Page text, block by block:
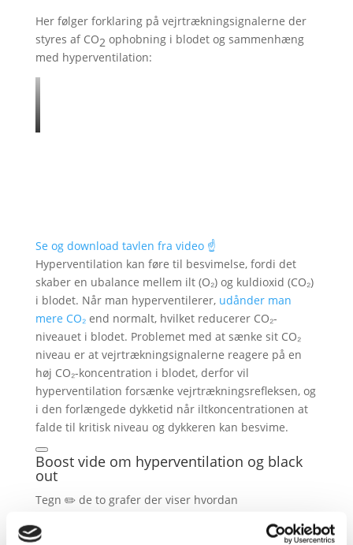
Her følger forklaring på vejrtrækningsignalerne der
styres af CO2 ophobning i blodet og sammenhæng
med hyperventilation:
Se og download tavlen fra video ☝️
Hyperventilation kan føre til besvimelse, fordi det
skaber en ubalance mellem ilt (O₂) og kuldioxid (CO₂)
i blodet. Når man hyperventilerer, udånder man
mere CO₂end normalt, hvilket reducerer CO₂-
niveauet i blodet. Problemet med at sænke sit CO₂
niveau er at vejrtrækningsignalerne reagere på en
høj CO₂-koncentration i blodet, derfor vil
hyperventilation forsænke vejrtrækningsrefleksen, og
i den forlængede dykketid når iltkoncentrationen at
falde til kritisk niveau og dykkeren kan besvime.
Boost vide om hyperventilation og black
out
Tegn ✏️ de to grafer der viser hvordan
når man dykker normalt og ved hyperventilation. På